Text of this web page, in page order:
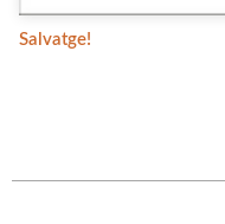
Salvatge!